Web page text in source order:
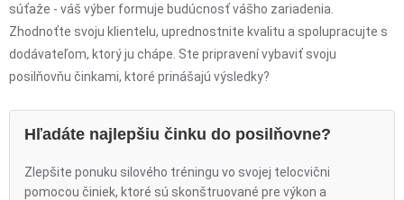
súťaže - váš výber formuje budúcnosť vášho zariadenia.
Zhodnoťte svoju klientelu, uprednostnite kvalitu a spolupracujte s
dodávateľom, ktorý ju chápe. Ste pripravení vybaviť svoju
posilňovňu činkami, ktoré prinášajú výsledky?
Hľadáte najlepšiu činku do posilňovne?
Zlepšite ponuku silového tréningu vo svojej telocvični
pomocou činiek, ktoré sú skonštruované pre výkon a